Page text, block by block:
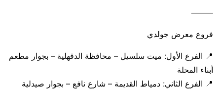
⸻
فروع معرض جولدي
📍 الفرع الأول: ميت سلسيل – محافظة الدقهلية – بجوار مطعم
أبناء المحلة
📍 الفرع الثاني: دمياط القديمة – شارع نافع – بجوار صيدلية